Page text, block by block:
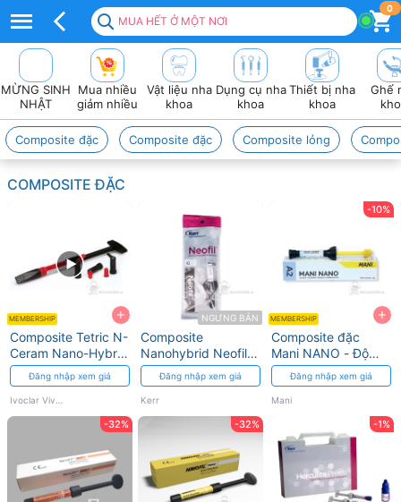
MUA HẾT Ở MỘT NƠI
0
nano
composite
MỪNG SINH
NHẬT
Mua nhiều
giảm nhiều
Vật liệu nha
khoa
Dụng cụ nha
khoa
Thiết bị nha
khoa
Ghế
Composite đặc Composite đặc Composite lỏng
COMPOSITE ĐẶC
+
MEMBERSHIP
Composite Tetric N-
Ceram Nano-Hybrid
cho Răng Trước và
Sau
Đăng nhập xem giá
NGƯNG BÁN
Composite
Nanohybrid Neofil
Kerr - Cứng và
Thẩm Mỹ Cao
Đăng nhập xem giá
Kerr
-10%
+
MEMBERSHIP
Composite đặc
Mani NANO - Độ
bền cao, thẩm mỹ
tối ưu
Đăng nhập xem giá
Mani
-32% -32% -1%